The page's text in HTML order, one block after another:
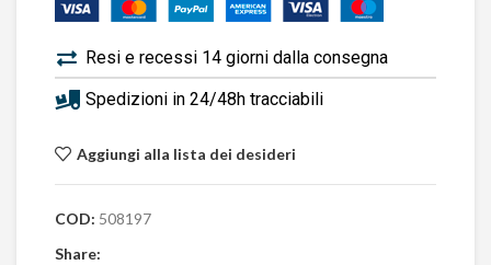
Resi e recessi 14 giorni dalla consegna
Spedizioni in 24/48h tracciabili
Aggiungi alla lista dei desideri
COD: 508197
Share: